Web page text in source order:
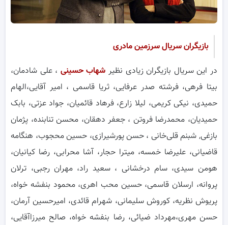
بازیگران سریال سرزمین مادری
در این سریال بازیگران زیادی نظیر شهاب حسینی ، علی شادمان،
بیتا فرهی، فرشته صدر عرفایی، ثریا قاسمی ، امیر آقایی،الهام
حمیدی، نیکی کریمی، لیلا زارع، فرهاد قائمیان، جواد عزتی، بابک
حمیدیان، محمدرضا فروتن ، جعفر دهقان، محسن تنابنده، پژمان
بازغی, شبنم قلی‌خانی ، حسن پورشیرازی، حسین محجوب، هنگامه
قاضیانی، علیرضا خمسه، میترا حجار، آشا محرابی، رضا کیانیان،
هومن سیدی، سام درخشانی ، سعید راد، مهران رجبی، ترلان
پروانه، ارسلان قاسمی، حسین محب اهری، محمود بنفشه خواه،
پریوش نظریه، کوروش سلیمانی، شهرام قائدی، امیرحسین آرمان،
حسن مهری،مهرداد ضیائی، رضا بنفشه خواه، صالح میرزاآقایی،